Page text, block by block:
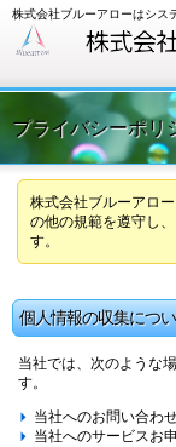
株式会社ブルーアローはシス
プライバシーポリ
株式会社ブルーアロ
の他の規範を遵守し
す。
個人情報の収集につ
当社では、次のような
す。
当社へのお問い合わ
当社へのサービスお